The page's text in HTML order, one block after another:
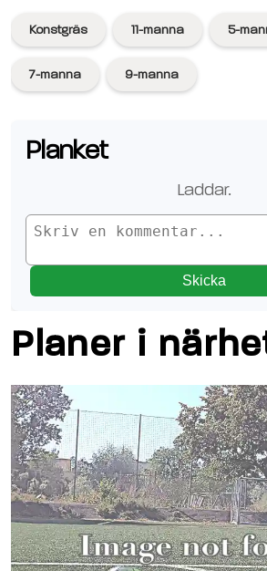
Konstgräs 11-manna 5-
7-manna 9-manna
Planket
Laddar.
Skicka
Planer i